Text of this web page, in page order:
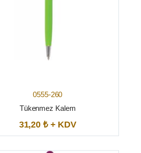
0555-260
Tükenmez Kalem
31,20 ₺ + KDV